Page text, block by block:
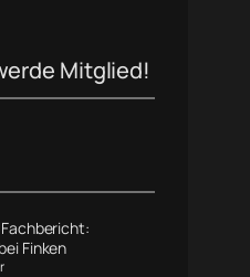
Mitglied!
Finken